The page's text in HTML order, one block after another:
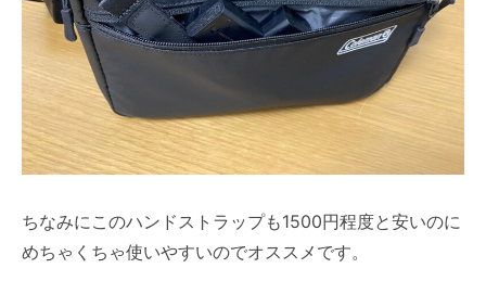
ちなみにこのハンドストラップも1500円程度と安いのに
めちゃくちゃ使いやすいのでオススメです。